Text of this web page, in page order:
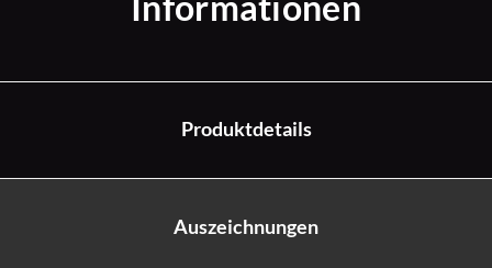
Produktdetails
Auszeichnungen